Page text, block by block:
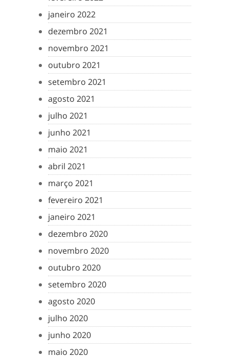
janeiro 2022
dezembro 2021
novembro 2021
outubro 2021
setembro 2021
agosto 2021
julho 2021
junho 2021
maio 2021
abril 2021
março 2021
fevereiro 2021
janeiro 2021
dezembro 2020
novembro 2020
outubro 2020
setembro 2020
agosto 2020
julho 2020
junho 2020
maio 2020